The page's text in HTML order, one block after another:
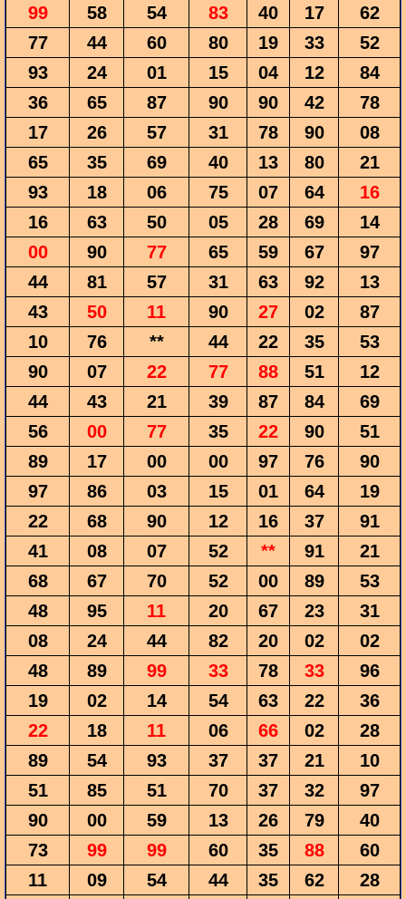
99
58 54 83 40 17
62
77
44 60 80 19 33
52
93
24 01 15 04 12
84
36
65 87 90 90 42
78
17
26 57 31 78 90
08
65
35 69 40 13 80
21
93
18 06 75 07 64
16
16
63 50 05 28 69
14
00
90 77 65 59 67
97
44
81 57 31 63 92
13
43
50 11 90 27 02
87
10
76 ** 44 22 35
53
90
07 22 77 88 51
12
44
43 21 39 87 84
69
56
00 77 35 22 90
51
89
17 00 00 97 76
90
97
86 03 15 01 64
19
22
68 90 12 16 37
91
41
08 07 52 ** 91
21
68
67 70 52 00 89
53
48
95 11 20 67 23
31
08
24 44 82 20 02
02
48
89 99 33 78 33
96
19
02 14 54 63 22
36
22
18 11 06 66 02
28
89
54 93 37 37 21
10
51
85 51 70 37 32
97
90
00 59 13 26 79
40
73
99 99 60 35 88
60
11
09 54 44 35 62
28